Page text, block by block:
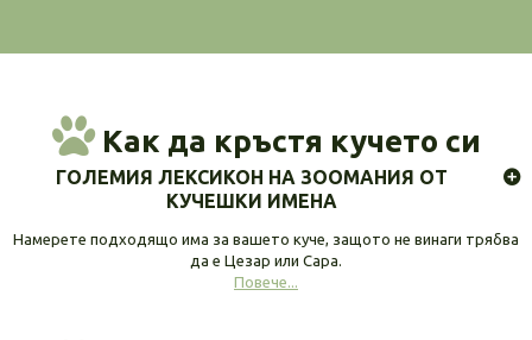
Как да кръстя кучето си
ГОЛЕМИЯ ЛЕКСИКОН НА ЗООМАНИЯ ОТ
КУЧЕШКИ ИМЕНА
Намерете подходящо има за вашето куче, защото не винаги трябва
да е Цезар или Сара.
Повече...